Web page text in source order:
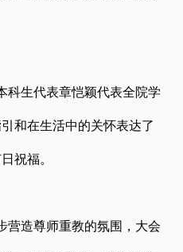
科生代表章恺颖代表全院学
和在生活中的关怀表达了
祝福。
营造尊师重教的氛围，大会